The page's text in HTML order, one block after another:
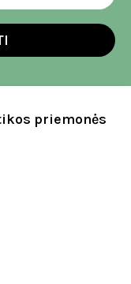
priemonės